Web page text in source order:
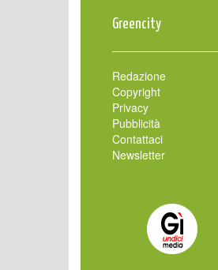
Greencity
Redazione
Copyright
Privacy
Pubblicità
Contattaci
Newsletter